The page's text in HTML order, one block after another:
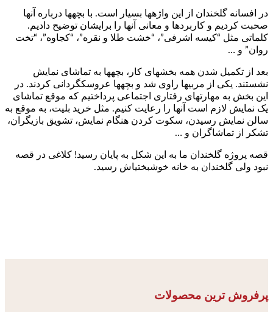
در افسانه گل­خندان از این واژه­ها بسیار است. با بچه­ها درباره آنها
صحبت کردیم و کاربردها و معانی آنها را برایشان توضیح دادیم.
کلماتی مثل “کیسه اشرفی”، “خشت طلا و نقره”، “کجاوه”، “تخت
روان” و …
بعد از تکمیل شدن همه بخش­های کار، بچه­ها به تماشای نمایش
نشستند. یکی از مربی­ها راوی شد و بچه­ها عروسک­گردانی کردند. در
این بخش به مهارت­های رفتاری اجتماعی پرداختیم که موقع تماشای
یک نمایش لازم است آنها را رعایت کنیم. مثل خرید بلیت، به موقع به
سالن نمایش رسیدن، سکوت کردن هنگام نمایش، تشویق بازیگران،
تشکر از تماشاگران و …
قصه پروژه گل­خندان ما به این شکل به پایان رسید! کلاغی در قصه
نبود ولی گل­خندان به خانه خوشبختی­اش رسید.
پرفروش ترین محصولات